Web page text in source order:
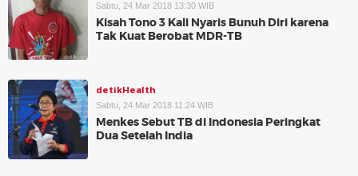
Sabtu, 24 Mar 2018 13:30 WIB
Kisah Tono 3 Kali Nyaris Bunuh Diri karena
Tak Kuat Berobat MDR-TB
detikHealth
Sabtu, 24 Mar 2018 11:24 WIB
Menkes Sebut TB di Indonesia Peringkat
Dua Setelah India